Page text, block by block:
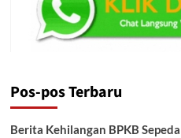
Pos-pos Terbaru
Berita Kehilangan BPKB